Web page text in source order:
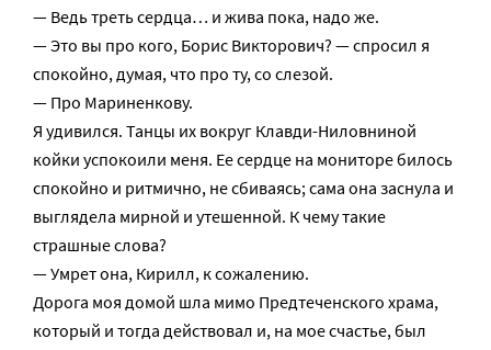
— Ведь треть сердца… и жива пока, надо же.
— Это вы про кого, Борис Викторович? — спросил я
спокойно, думая, что про ту, со слезой.
— Про Мариненкову.
Я удивился. Танцы их вокруг Клавди-Ниловниной
койки успокоили меня. Ее сердце на мониторе билось
спокойно и ритмично, не сбиваясь; сама она заснула и
выглядела мирной и утешенной. К чему такие
страшные слова?
— Умрет она, Кирилл, к сожалению.
Дорога моя домой шла мимо Предтеченского храма,
который и тогда действовал и, на мое счастье, был